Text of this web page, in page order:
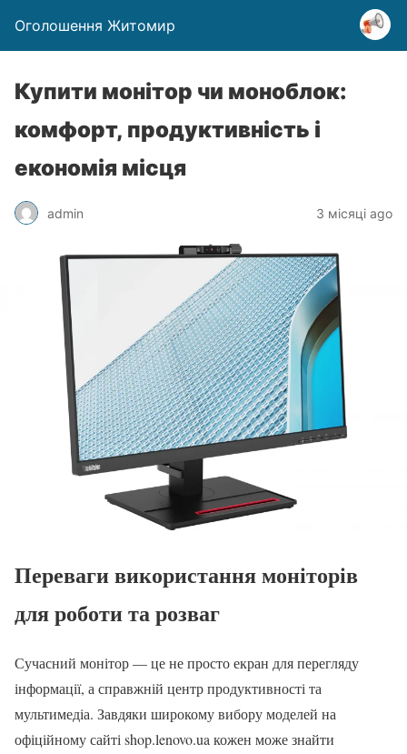
Оголошення Житомир
Купити монітор чи моноблок:
комфорт, продуктивність і
економія місця
admin 3 місяці ago
Переваги використання моніторів
для роботи та розваг
Сучасний монітор — це не просто екран для перегляду
інформації, а справжній центр продуктивності та
мультимедіа. Завдяки широкому вибору моделей на
офіційному сайті shop.lenovo.ua кожен може знайти